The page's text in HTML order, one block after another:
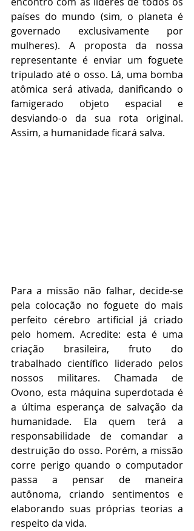
países do mundo (sim, o planeta é
governado exclusivamente por
mulheres). A proposta da nossa
representante é enviar um foguete
tripulado até o osso. Lá, uma bomba
atômica será ativada, danificando o
famigerado objeto espacial e
desviando-o da sua rota original.
Assim, a humanidade ficará salva.
Para a missão não falhar, decide-se
pela colocação no foguete do mais
perfeito cérebro artificial já criado
pelo homem. Acredite: esta é uma
criação brasileira, fruto do
trabalhado científico liderado pelos
nossos militares. Chamada de
Ovono, esta máquina superdotada é
a última esperança de salvação da
humanidade. Ela quem terá a
responsabilidade de comandar a
destruição do osso. Porém, a missão
corre perigo quando o computador
passa a pensar de maneira
autônoma, criando sentimentos e
elaborando suas próprias teorias a
respeito da vida.